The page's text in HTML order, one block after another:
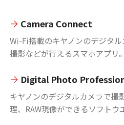
Camera Connect
Wi-Fi搭載のキヤノンのデジタ
撮影などが行えるスマホアプリ。
Digital Photo
キヤノンのデジタルカメラで撮
理、RAW現像ができるソフトウ